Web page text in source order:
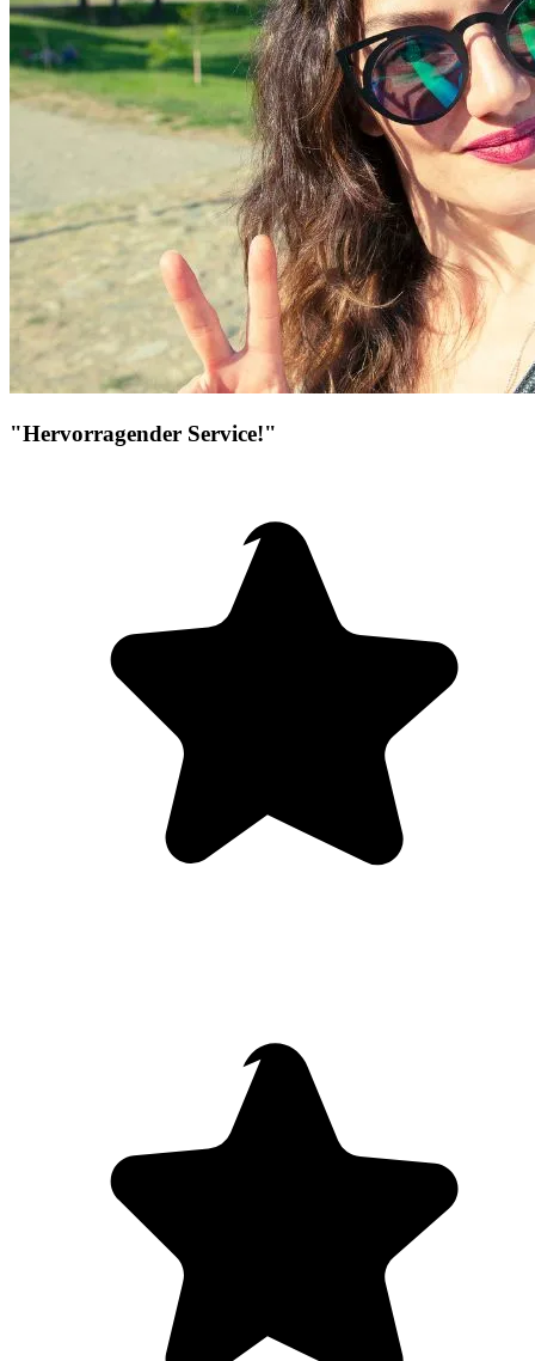
"Hervorragender Service!"